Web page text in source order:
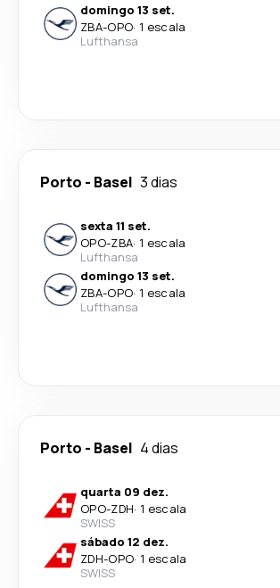
domingo 13 set.
ZBA-OPO· 1 escala
Lufthansa
Porto - Basel 3 dias
sexta 11 set.
OPO-ZBA· 1 escala
Lufthansa
domingo 13 set.
ZBA-OPO· 1 escala
Lufthansa
Porto - Basel 4 dias
quarta 09 dez.
OPO-ZDH· 1 escala
SWISS
sábado 12 dez.
ZDH-OPO· 1 escala
SWISS